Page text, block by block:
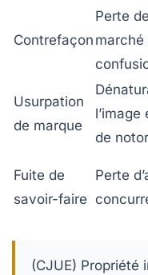
Contrefaçon
Perte
marché
Usurpation
de marque
l’image
de
Fuite de
savoir-faire
Perte
(CJUE) Propriété